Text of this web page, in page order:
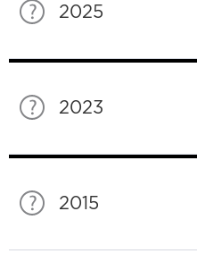
2025
2023
2015